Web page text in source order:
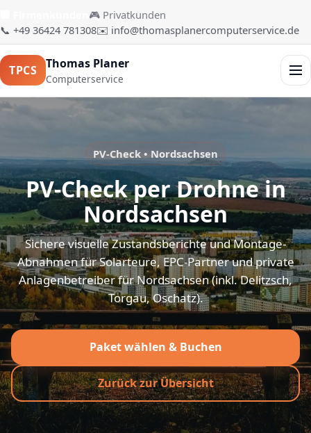
🎮 Privatkunden
📞 +49 36424 781308✉️ info@thomasplanercomputerservice.de
TPCS Thomas Planer
Computerservice
PV-Check • Nordsachsen
PV-Check per Drohne in
Nordsachsen
Sichere visuelle Zustandsberichte und Montage-
Abnahmen für Solarteure, EPC-Partner und private
Anlagenbetreiber für Nordsachsen (inkl. Delitzsch,
Torgau, Oschatz).
Paket wählen & Buchen
Zurück zur Übersicht